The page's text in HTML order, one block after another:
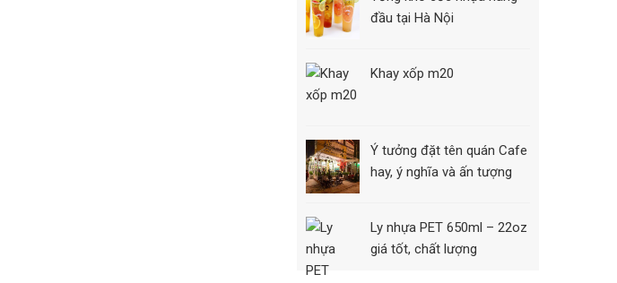
đầu tại Hà Nội
Khay xốp m20
Ý tưởng đặt tên quán Cafe
hay, ý nghĩa và ấn tượng
Ly nhựa PET 650ml – 22oz
giá tốt, chất lượng